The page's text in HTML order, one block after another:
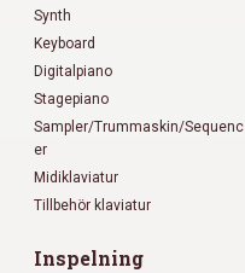
Synth
Keyboard
Digitalpiano
Stagepiano
Sampler/Trummaskin/Sequenc
er
Midiklaviatur
Tillbehör klaviatur
Inspelning